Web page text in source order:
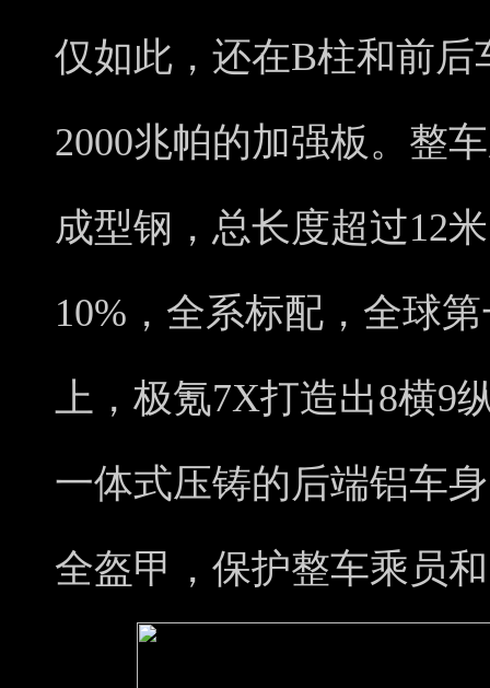
仅如此，还在B柱和前
2000兆帕的加强板。整
成型钢，总长度超过12
10%，全系标配，全球
上，极氪7X打造出8横9
一体式压铸的后端铝车
全盔甲，保护整车乘员